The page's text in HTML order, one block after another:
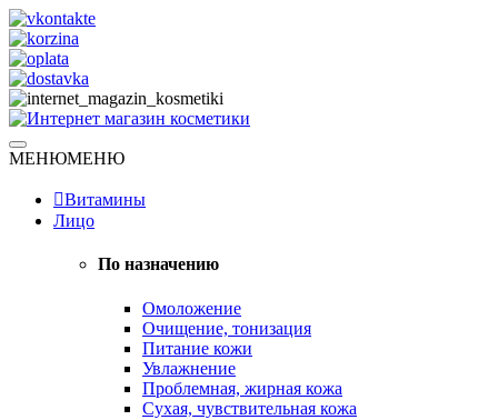
Skip
to
content
Интернет магазин косметики
Натуральная косметика
МЕНЮМЕНЮ
Витамины
Лицо
По назначению
Омоложение
Очищение, тонизация
Питание кожи
Увлажнение
Проблемная, жирная кожа
Сухая, чувствительная кожа